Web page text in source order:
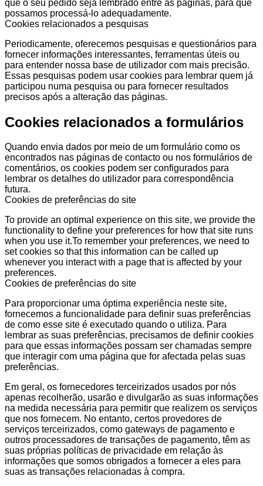
que o seu pedido seja lembrado entre as páginas, para que
possamos processá-lo adequadamente.
Cookies relacionados a pesquisas
Periodicamente, oferecemos pesquisas e questionários para
fornecer informações interessantes, ferramentas úteis ou
para entender nossa base de utilizador com mais precisão.
Essas pesquisas podem usar cookies para lembrar quem já
participou numa pesquisa ou para fornecer resultados
precisos após a alteração das páginas.
Cookies relacionados a formulários
Quando envia dados por meio de um formulário como os
encontrados nas páginas de contacto ou nos formulários de
comentários, os cookies podem ser configurados para
lembrar os detalhes do utilizador para correspondência
futura.
Cookies de preferências do site
To provide an optimal experience on this site, we provide the
functionality to define your preferences for how that site runs
when you use it.To remember your preferences, we need to
set cookies so that this information can be called up
whenever you interact with a page that is affected by your
preferences.
Cookies de preferências do site
Para proporcionar uma óptima experiência neste site,
fornecemos a funcionalidade para definir suas preferências
de como esse site é executado quando o utiliza. Para
lembrar as suas preferências, precisamos de definir cookies
para que essas informações possam ser chamadas sempre
que interagir com uma página que for afectada pelas suas
preferências.
Em geral, os fornecedores terceirizados usados por nós
apenas recolherão, usarão e divulgarão as suas informações
na medida necessária para permitir que realizem os serviços
que nos fornecem. No entanto, certos provedores de
serviços terceirizados, como gateways de pagamento e
outros processadores de transações de pagamento, têm as
suas próprias políticas de privacidade em relação às
informações que somos obrigados a fornecer a eles para
suas as transações relacionadas à compra.